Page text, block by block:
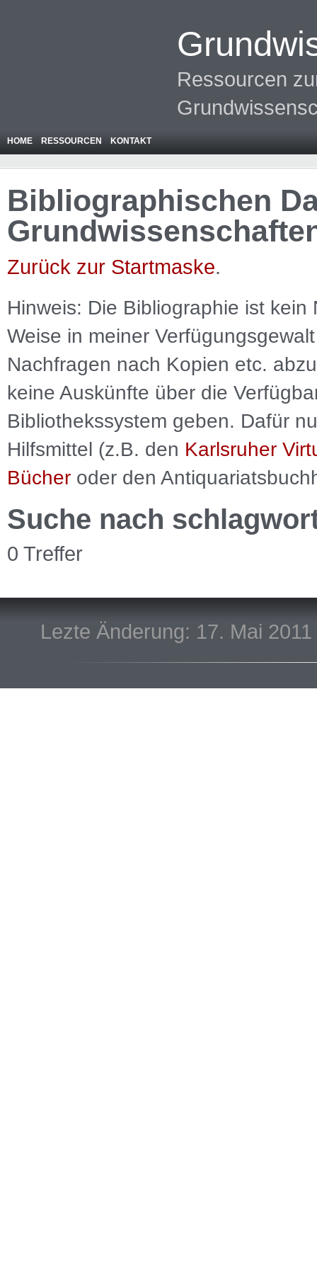
Ressourcen
HOME RESSOURCEN KONTAKT
Bibliographischen
Zurück zur Startmaske.
Hinweis: Die Bibliographie ist kein
Weise in meiner
Nachfragen nach Kopien etc.
keine Auskünfte über die
Bibliothekssystem geben. Dafür
Hilfsmittel (z.B. den Karlsruher
Bücher oder den
Suche nach
0 Treffer
Lezte Änderung: 17. Mai